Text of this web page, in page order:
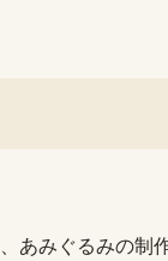
あみぐるみの制